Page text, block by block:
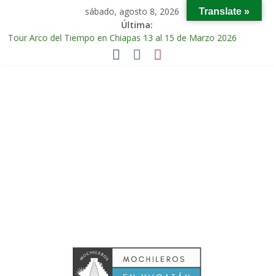
sábado, agosto 8, 2026
Última:
Tour Arco del Tiempo en Chiapas 13 al 15 de Marzo 2026
Tour Tikal Magico en Guatemala 31 de Octubre al 2 de
Translate »